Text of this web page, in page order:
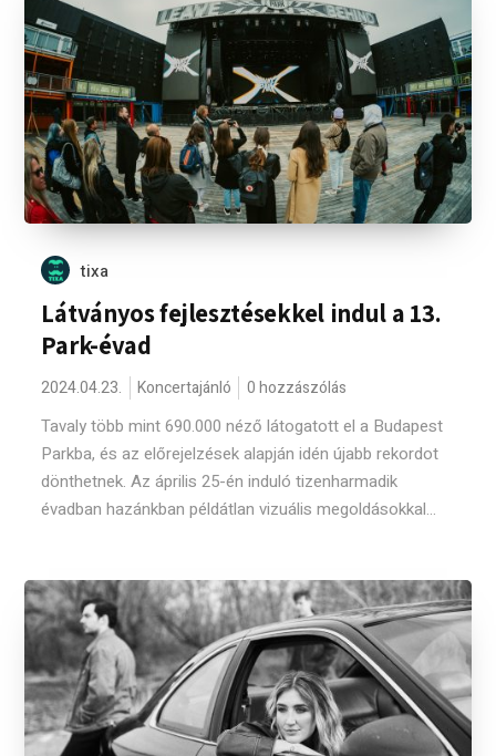
tixa
Látványos fejlesztésekkel indul a 13.
Park-évad
2024.04.23. Koncertajánló 0 hozzászólás
Tavaly több mint 690.000 néző látogatott el a Budapest
Parkba, és az előrejelzések alapján idén újabb rekordot
dönthetnek. Az április 25-én induló tizenharmadik
évadban hazánkban példátlan vizuális megoldásokkal...